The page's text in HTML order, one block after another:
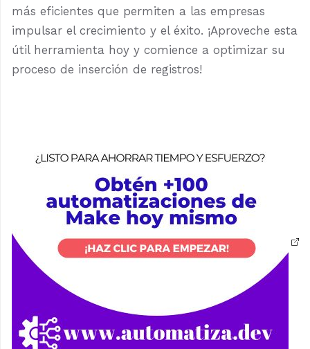
más eficientes que permiten a las empresas
impulsar el crecimiento y el éxito. ¡Aproveche esta
útil herramienta hoy y comience a optimizar su
proceso de inserción de registros!